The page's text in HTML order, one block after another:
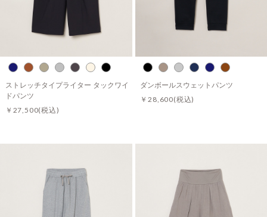
ストレッチタイプライター タックワイ
ドパンツ
￥27,500(税込)
ダンボールスウェットパンツ
￥28,600(税込)